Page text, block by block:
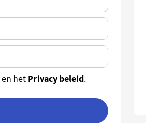
en het Privacy beleid.